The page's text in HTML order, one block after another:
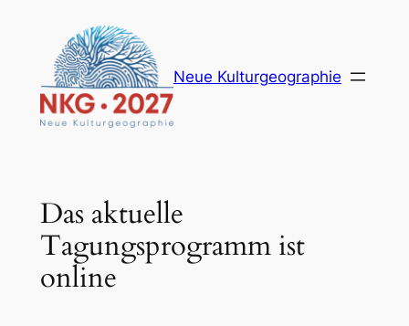
springen
Neue Kulturgeographie
Das aktuelle
Tagungsprogramm ist
online